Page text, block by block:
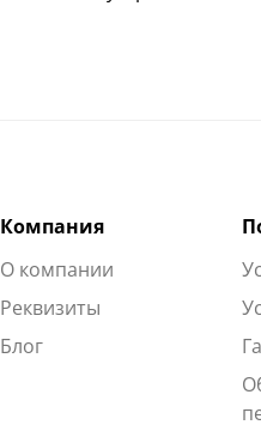
Компания
О компании
Реквизиты
Блог